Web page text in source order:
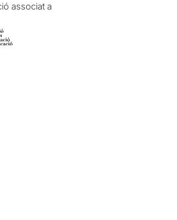
associat a